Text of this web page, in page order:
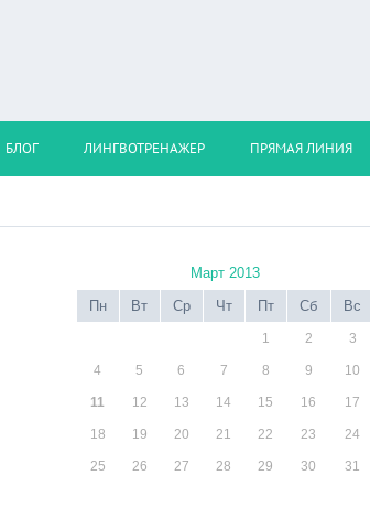
БЛОГ ЛИНГВОТРЕНАЖЕР ПРЯМАЯ ЛИНИЯ
Март 2013
Пн
Вт Ср Чт Пт Сб Вс
1 2 3
4 5 6 7 8 9 10
11 12 13 14 15 16 17
18 19 20 21 22 23 24
25 26 27 28 29 30 31